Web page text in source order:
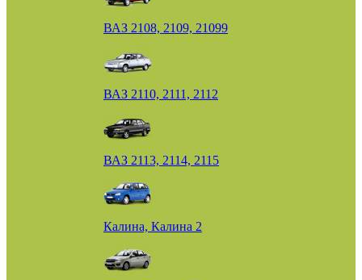
ВАЗ 2108, 2109, 21099
ВАЗ 2110, 2111, 2112
ВАЗ 2113, 2114, 2115
Калина, Калина 2